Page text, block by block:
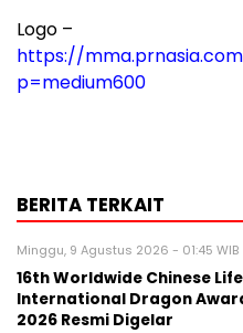
Logo –
https://mma.prnasia.com/
p=medium600
BERITA TERKAIT
Minggu, 9 Agustus 2026 - 01:45 WIB
16th Worldwide Chinese
International Dragon
2026 Resmi Digelar